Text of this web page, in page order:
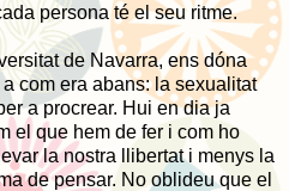
persona té el seu ritme.
de Navarra, ens dóna
com era abans: la sexualitat
a procrear. Hui en dia ja
el que hem de fer i com ho
la nostra llibertat i menys la
de pensar. No oblideu que el